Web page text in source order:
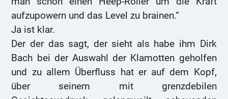
aufzupowern und das Level zu brainen.“
Ja ist klar.
Der der das sagt, der sieht als habe ihm Dirk
Bach bei der Auswahl der Klamotten geholfen
und zu allem Überfluss hat er auf dem Kopf,
über seinem mit grenzdebilen